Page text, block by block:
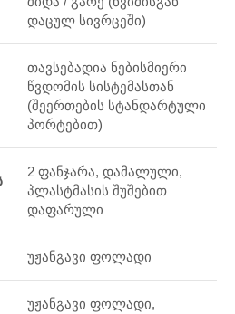
დაცულ სივრცეში)
თავსებადია ნებისმიერი
წვდომის სისტემასთან
(შეერთების სტანდარტული
პორტებით)
2 ფანჯარა, დამალული,
პლასტმასის შუშებით
დაფარული
უჟანგავი ფოლადი
უჟანგავი ფოლადი,